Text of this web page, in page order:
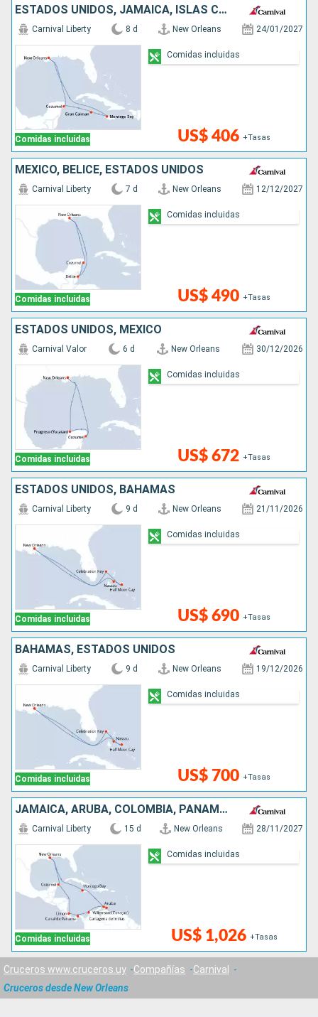
ESTADOS UNIDOS, JAMAICA, ISLAS CAIMÁN, MÉXICO
Comidas incluidas
Carnival Liberty 8 d New Orleans 24/01/2027
US$ 406 +Tasas
Comidas incluidas
MÉXICO, BELICE, ESTADOS UNIDOS
Comidas incluidas
Carnival Liberty 7 d New Orleans 12/12/2027
US$ 490 +Tasas
Comidas incluidas
ESTADOS UNIDOS, MÉXICO
Comidas incluidas
Carnival Valor 6 d New Orleans 30/12/2026
US$ 672 +Tasas
Comidas incluidas
ESTADOS UNIDOS, BAHAMAS
Comidas incluidas
Carnival Liberty 9 d New Orleans 21/11/2026
US$ 690 +Tasas
Comidas incluidas
BAHAMAS, ESTADOS UNIDOS
Comidas incluidas
Carnival Liberty 9 d New Orleans 19/12/2026
US$ 700 +Tasas
Comidas incluidas
JAMAICA, ARUBA, COLOMBIA, PANAMÁ, COSTA RICA, MÉXICO, ESTADOS UNIDOS
Comidas incluidas
Carnival Liberty 15 d New Orleans 28/11/2027
US$ 1,026 +Tasas
Comidas incluidas
Cruceros www.cruceros.uy Compañías
Carnival
Cruceros desde New Orleans